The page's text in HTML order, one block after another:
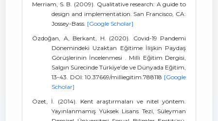
Merriam, S. B. (2009). Qualitative research: A guide to
design and implementation. San Francisco, CA:
Jossey-Bass. [Google Scholar]
Özdoğan, A, Berkant, H. (2020). Covid-19 Pandemi
Dönemindeki Uzaktan Eğitime İlişkin Paydaş
Görüşlerinin İncelenmesi . Milli Eğitim Dergisi,
Salgın Sürecinde Türkiye’de ve Dünyada Eğitim,
13-43. DOI: 10.37669/milliegitim.788118 [Google
Scholar]
Özet, İ. (2014). Kent araştırmaları ve nitel yöntem.
Yayınlanmamış Yüksek Lisans Tezi, Süleyman